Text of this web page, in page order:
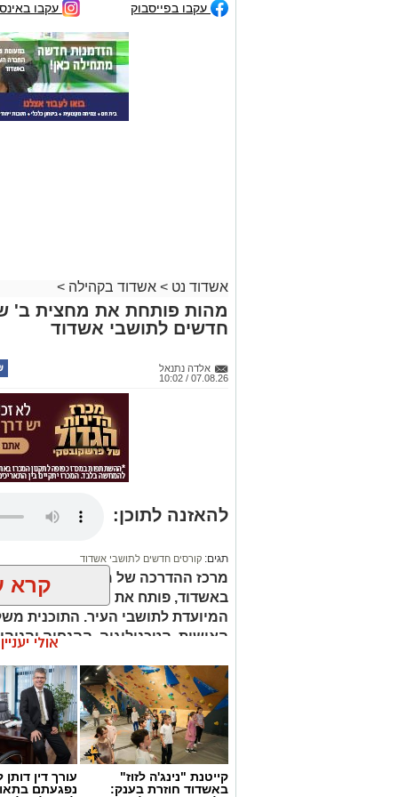
עקבו בפייסבוק עקבו
אשדוד נט > אשדוד בקהילה >
חדשים לתושבי אשדוד
אלדה נתנאל
07.08.26 / 10:02
להאזנה לתוכן:
תגים: קורסים חדשים לתושבי אשדוד
מרכז ההדרכה של מהות, הרשות
המיועדת לתושבי העיר. התוכנית
האישית, הטכנולוגיה, ההנחיה
קורס 12 צעדים: הדרך להיכרות עם עולם ההתמכרויות
הקורס
ויתקיים בשעות הבוקר.
קרא
אולי
קייטנת "נינג'ה לזוז"
באשדוד חוזרת בענק:
עורך דין דותן
נפגעתם